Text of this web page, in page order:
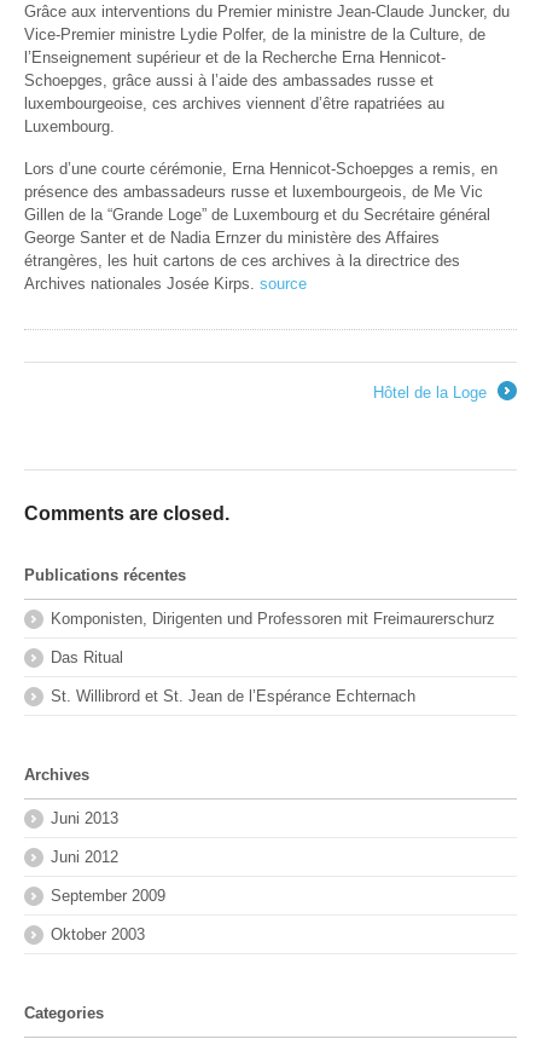
Grâce aux interventions du Premier ministre Jean-Claude Juncker, du
Vice-Premier ministre Lydie Polfer, de la ministre de la Culture, de
l’Enseignement supérieur et de la Recherche Erna Hennicot-
Schoepges, grâce aussi à l’aide des ambassades russe et
luxembourgeoise, ces archives viennent d’être rapatriées au
Luxembourg.
Lors d’une courte cérémonie, Erna Hennicot-Schoepges a remis, en
présence des ambassadeurs russe et luxembourgeois, de Me Vic
Gillen de la “Grande Loge” de Luxembourg et du Secrétaire général
George Santer et de Nadia Ernzer du ministère des Affaires
étrangères, les huit cartons de ces archives à la directrice des
Archives nationales Josée Kirps. source
Hôtel de la Loge
Comments are closed.
Publications récentes
Komponisten, Dirigenten und Professoren mit Freimaurerschurz
Das Ritual
St. Willibrord et St. Jean de l’Espérance Echternach
Archives
Juni 2013
Juni 2012
September 2009
Oktober 2003
Categories